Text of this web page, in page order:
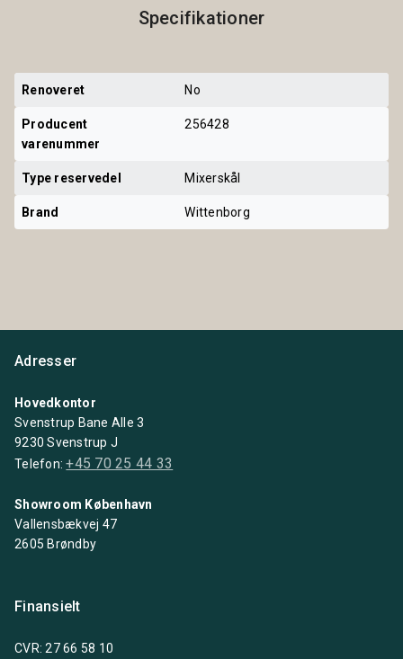
Specifikationer
Renoveret No
Producent
varenummer
256428
Type reservedel Mixerskål
Brand Wittenborg
Adresser
Hovedkontor
Svenstrup Bane Alle 3
9230 Svenstrup J
Telefon:+45 70 25 44 33
Showroom København
Vallensbækvej 47
2605 Brøndby
Finansielt
CVR: 27 66 58 10